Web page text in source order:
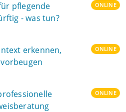
pflegende
- was tun?
ONLINE
erkennen,
ONLINE
ONLINE